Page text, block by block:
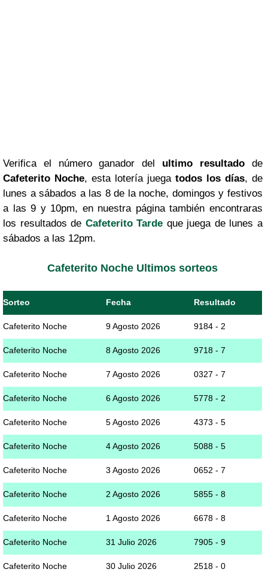
Verifica el número ganador del ultimo resultadode
Cafeterito Noche, esta lotería juega todos los días, de
lunes a sábados a las 8 de la noche, domingos y festivos
a las 9 y 10pm, en nuestra página también encontraras
los resultados de Cafeterito Tarde que juega de lunes a
sábados a las 12pm.
Cafeterito Noche Ultimos sorteos
Sorteo Fecha Resultado
Cafeterito Noche 9 Agosto 2026 9184 - 2
Cafeterito Noche 8 Agosto 2026 9718 - 7
Cafeterito Noche 7 Agosto 2026 0327 - 7
Cafeterito Noche 6 Agosto 2026 5778 - 2
Cafeterito Noche 5 Agosto 2026 4373 - 5
Cafeterito Noche 4 Agosto 2026 5088 - 5
Cafeterito Noche 3 Agosto 2026 0652 - 7
Cafeterito Noche 2 Agosto 2026 5855 - 8
Cafeterito Noche 1 Agosto 2026 6678 - 8
Cafeterito Noche 31 Julio 2026 7905 - 9
Cafeterito Noche 30 Julio 2026 2518 - 0